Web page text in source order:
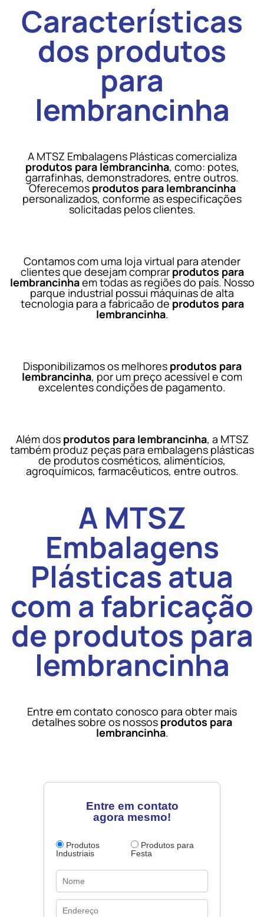
Características
dos produtos
para
lembrancinha
A MTSZ Embalagens Plásticas comercializa
produtos para lembrancinha, como: potes,
garrafinhas, demonstradores, entre outros.
Oferecemos produtos para lembrancinha
personalizados, conforme as especificações
solicitadas pelos clientes.
Contamos com uma loja virtual para atender
clientes que desejam comprar produtos para
lembrancinhaem todas as regiões do país. Nosso
parque industrial possui máquinas de alta
tecnologia para a fabricaão deprodutos para
lembrancinha.
Disponibilizamos os melhores produtos para
lembrancinha, por um preço acessível e com
excelentes condições de pagamento.
Além dos produtos para lembrancinha, a MTSZ
também produz peças para embalagens plásticas
de produtos cosméticos, alimentícios,
agroquímicos, farmacêuticos, entre outros.
A MTSZ
Embalagens
Plásticas atua
com a fabricação
de produtos para
lembrancinha
Entre em contato conosco para obter mais
detalhes sobre os nossos produtos para
lembrancinha.
Entre em contato
agora mesmo!
Produtos
Industriais
Produtos para
Festa